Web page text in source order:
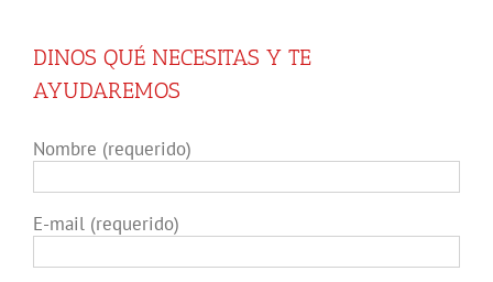
DINOS QUÉ NECESITAS Y TE
AYUDAREMOS
Nombre (requerido)
E-mail (requerido)